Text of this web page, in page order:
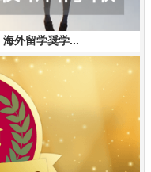
海外留学奨学...